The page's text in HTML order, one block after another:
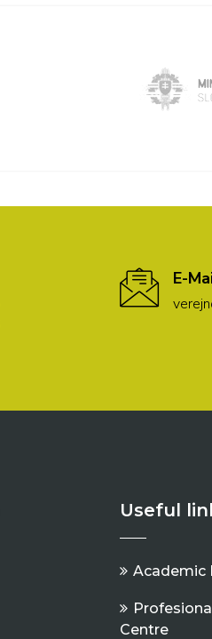
E-
Useful
Academic
Centre